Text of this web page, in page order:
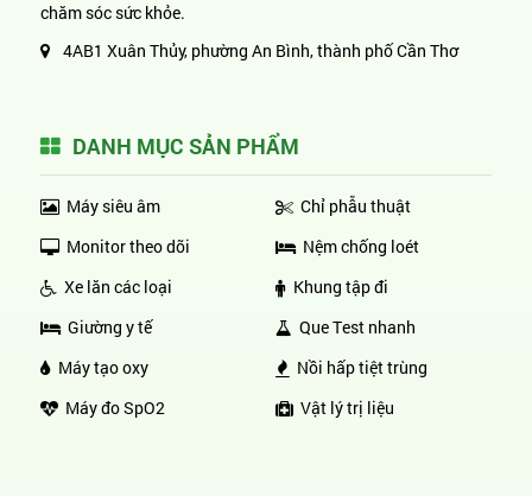
chăm sóc sức khỏe.
4AB1 Xuân Thủy, phường An Bình, thành phố Cần Thơ
DANH MỤC SẢN PHẨM
Máy siêu âm
Monitor theo dõi
Xe lăn các loại
Giường y tế
Máy tạo oxy
Máy đo SpO2
Chỉ phẫu thuật
Nệm chống loét
Khung tập đi
Que Test nhanh
Nồi hấp tiệt trùng
Vật lý trị liệu